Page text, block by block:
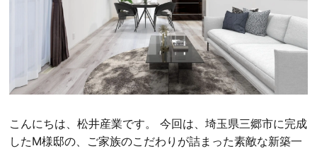
こんにちは、松井産業です。 今回は、埼玉県三郷市に完成
したM様邸の、ご家族のこだわりが詰まった素敵な新築一